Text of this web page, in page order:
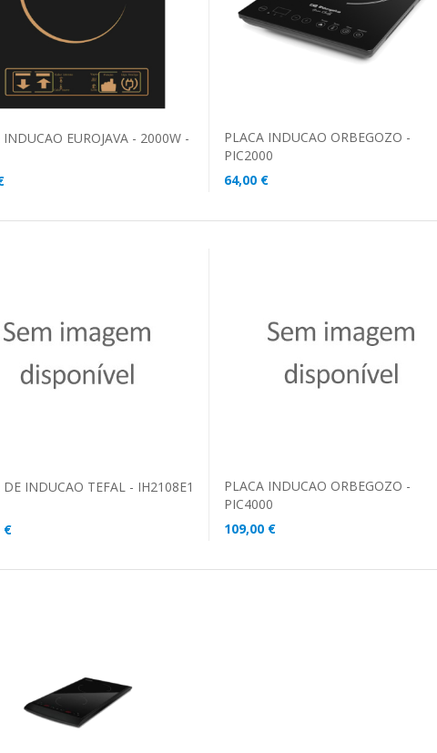
INDUCAO EUROJAVA - 2000W -
PLACA INDUCAO ORBEGOZO -
PIC2000
64,00 €
AO CARRINHO
DE INDUCAO TEFAL - IH2108E1
€
ADICIONAR AO CARRINHO
PLACA INDUCAO ORBEGOZO -
PIC4000
109,00 €
AO CARRINHO